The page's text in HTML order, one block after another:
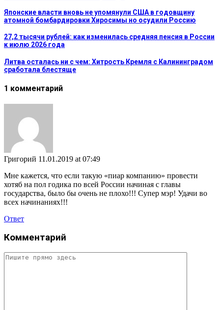
Японские власти вновь не упомянули США в годовщину
атомной бомбардировки Хиросимы но осудили Россию
27,2 тысячи рублей: как изменилась средняя пенсия в России
к июлю 2026 года
Литва осталась ни с чем: Хитрость Кремля с Калининградом
сработала блестяще
1 комментарий
Григорий 11.01.2019 at 07:49
Мне кажется, что если такую «пиар компанию» провести
хотяб на пол годика по всей России начиная с главы
государства, было бы очень не плохо!!! Супер мэр! Удачи во
всех начинаниях!!!
Ответ
Комментарий